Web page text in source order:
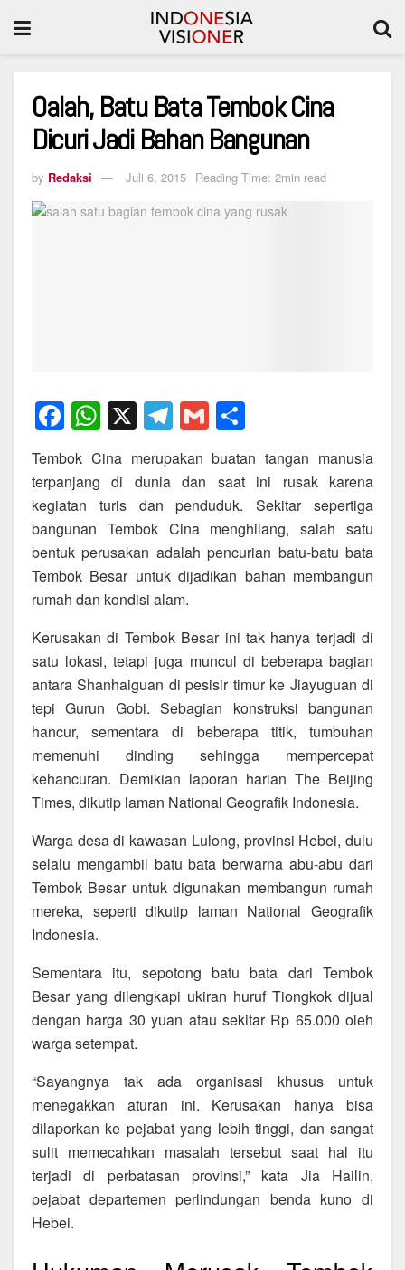
Oalah, Batu Bata Tembok Cina
Dicuri Jadi Bahan Bangunan
by Redaksi Juli 6, 2015 Reading Time: 2min read
F
a
c
e
b
o
o
k
W
h
at
s
A
p
p
X T
el
e
gr
a
m
G
m
ail
h
ar
e
Tembok Cina merupakan buatan tangan manusia
terpanjang di dunia dan saat ini rusak karena
kegiatan turis dan penduduk. Sekitar sepertiga
bangunan Tembok Cina menghilang, salah satu
bentuk perusakan adalah pencurian batu-batu bata
Tembok Besar untuk dijadikan bahan membangun
rumah dan kondisi alam.
Kerusakan di Tembok Besar ini tak hanya terjadi di
satu lokasi, tetapi juga muncul di beberapa bagian
antara Shanhaiguan di pesisir timur ke Jiayuguan di
tepi Gurun Gobi. Sebagian konstruksi bangunan
hancur, sementara di beberapa titik, tumbuhan
memenuhi dinding sehingga mempercepat
kehancuran. Demikian laporan harian The Beijing
Times, dikutip laman National Geografik Indonesia.
Warga desa di kawasan Lulong, provinsi Hebei, dulu
selalu mengambil batu bata berwarna abu-abu dari
Tembok Besar untuk digunakan membangun rumah
mereka, seperti dikutip laman National Geografik
Indonesia.
Sementara itu, sepotong batu bata dari Tembok
Besar yang dilengkapi ukiran huruf Tiongkok dijual
dengan harga 30 yuan atau sekitar Rp 65.000 oleh
warga setempat.
“Sayangnya tak ada organisasi khusus untuk
menegakkan aturan ini. Kerusakan hanya bisa
dilaporkan ke pejabat yang lebih tinggi, dan sangat
sulit memecahkan masalah tersebut saat hal itu
terjadi di perbatasan provinsi,” kata Jia Hailin,
pejabat departemen perlindungan benda kuno di
Hebei.